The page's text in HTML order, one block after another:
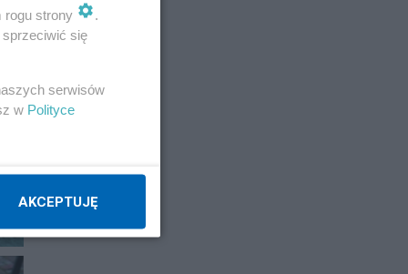
rogu strony
.
się
serwisów
w Polityce
AKCEPTUJĘ